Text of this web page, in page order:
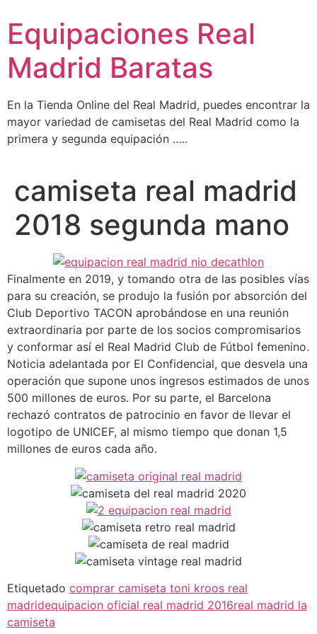
contenido
Equipaciones Real
Madrid Baratas
En la Tienda Online del Real Madrid, puedes encontrar la
mayor variedad de camisetas del Real Madrid como la
primera y segunda equipación …..
camiseta real madrid
2018 segunda mano
Finalmente en 2019, y tomando otra de las posibles vías
para su creación, se produjo la fusión por absorción del
Club Deportivo TACON aprobándose en una reunión
extraordinaria por parte de los socios compromisarios
y conformar así el Real Madrid Club de Fútbol femenino.
Noticia adelantada por El Confidencial, que desvela una
operación que supone unos ingresos estimados de unos
500 millones de euros. Por su parte, el Barcelona
rechazó contratos de patrocinio en favor de llevar el
logotipo de UNICEF, al mismo tiempo que donan 1,5
millones de euros cada año.
Etiquetado comprar camiseta toni kroos real
madridequipacion oficial real madrid 2016real madrid la
camiseta